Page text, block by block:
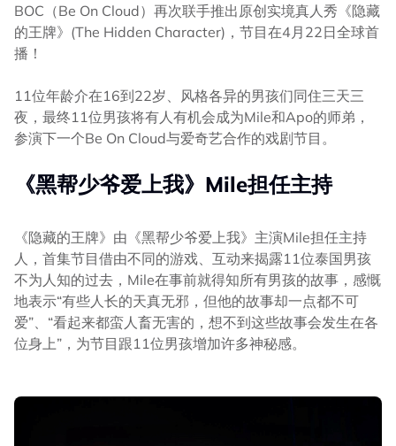
BOC（Be On Cloud）再次联手推出原创实境真人秀《隐藏
的王牌》(The Hidden Character)，节目在4月22日全球首
播！
11位年龄介在16到22岁、风格各异的男孩们同住三天三
夜，最终11位男孩将有人有机会成为Mile和Apo的师弟，
参演下一个Be On Cloud与爱奇艺合作的戏剧节目。
《黑帮少爷爱上我》Mile担任主持
《隐藏的王牌》由《黑帮少爷爱上我》主演Mile担任主持
人，首集节目借由不同的游戏、互动来揭露11位泰国男孩
不为人知的过去，Mile在事前就得知所有男孩的故事，感慨
地表示“有些人长的天真无邪，但他的故事却一点都不可
爱”、“看起来都蛮人畜无害的，想不到这些故事会发生在各
位身上”，为节目跟11位男孩增加许多神秘感。